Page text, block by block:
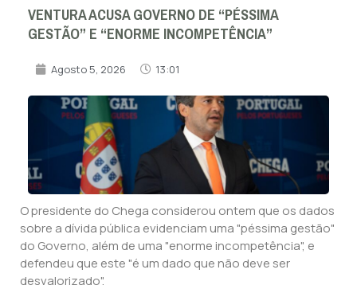
VENTURA ACUSA GOVERNO DE “PÉSSIMA
GESTÃO” E “ENORME INCOMPETÊNCIA”
Agosto 5, 2026 13:01
O presidente do Chega considerou ontem que os dados
sobre a dívida pública evidenciam uma "péssima gestão"
do Governo, além de uma "enorme incompetência", e
defendeu que este "é um dado que não deve ser
desvalorizado".